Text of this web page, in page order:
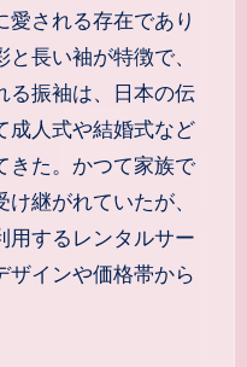
される存在であり
長い袖が特徴で、
る振袖は、日本の伝
成人式や結婚式など
きた。かつて家族で
継がれていたが、
用するレンタルサー
ザインや価格帯から